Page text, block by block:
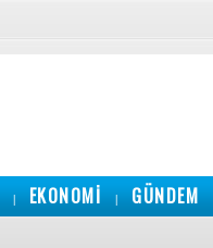
| EKONOMİ | GÜNDEM